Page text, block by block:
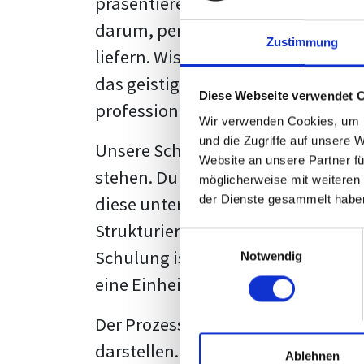
Zustimmung
Diese Webseite verwendet
Wir verwenden Cookies,
und die Zugriffe auf unsere
Website an unsere Partner
möglicherweise mit
der Dienste gesammelt
Notwendig
Ablehnen
darum, persönliche Meinungen
liefern. Wissenschaftliche Texte,
das geistige Eigentum des
professionell zu kommunizieren.
Unsere Schulung wurde mit Blick
stehen. Du wirst nicht nur
diese unter Zuhilfenahme von
Strukturierung ist ebenso
Schulung ist so konzipiert, dass
eine Einheitslösung zu bieten.
Der Prozess des
darstellen. Jedoch, ausgestattet